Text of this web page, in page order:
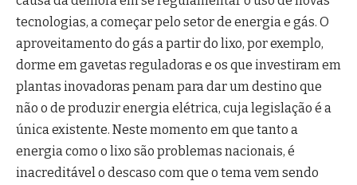
tecnologias, a começar pelo setor de energia e gás. O
aproveitamento do gás a partir do lixo, por exemplo,
dorme em gavetas reguladoras e os que investiram em
plantas inovadoras penam para dar um destino que
não o de produzir energia elétrica, cuja legislação é a
única existente. Neste momento em que tanto a
energia como o lixo são problemas nacionais, é
inacreditável o descaso com que o tema vem sendo